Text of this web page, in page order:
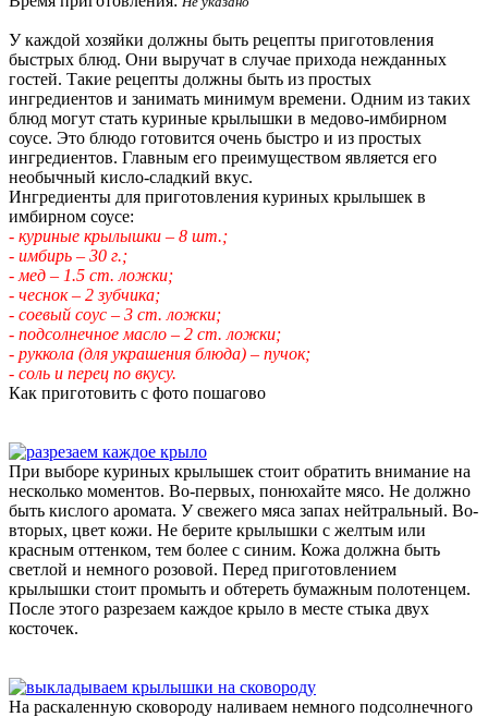
У каждой хозяйки должны быть рецепты приготовления
быстрых блюд. Они выручат в случае прихода нежданных
гостей. Такие рецепты должны быть из простых
ингредиентов и занимать минимум времени. Одним из таких
блюд могут стать куриные крылышки в медово-имбирном
соусе. Это блюдо готовится очень быстро и из простых
ингредиентов. Главным его преимуществом является его
необычный кисло-сладкий вкус.
Ингредиенты для приготовления куриных крылышек в
имбирном соусе:
- куриные крылышки – 8 шт.;
- имбирь – 30 г.;
- мед – 1.5 ст. ложки;
- чеснок – 2 зубчика;
- соевый соус – 3 ст. ложки;
- подсолнечное масло – 2 ст. ложки;
- руккола (для украшения блюда) – пучок;
- соль и перец по вкусу.
Как приготовить с фото пошагово
При выборе куриных крылышек стоит обратить внимание на
несколько моментов. Во-первых, понюхайте мясо. Не должно
быть кислого аромата. У свежего мяса запах нейтральный. Во-
вторых, цвет кожи. Не берите крылышки с желтым или
красным оттенком, тем более с синим. Кожа должна быть
светлой и немного розовой. Перед приготовлением
крылышки стоит промыть и обтереть бумажным полотенцем.
После этого разрезаем каждое крыло в месте стыка двух
косточек.
На раскаленную сковороду наливаем немного подсолнечного